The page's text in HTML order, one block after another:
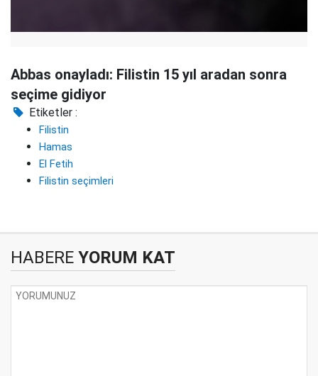
Abbas onayladı: Filistin 15 yıl aradan sonra
seçime gidiyor
Etiketler :
Filistin
Hamas
El Fetih
Filistin seçimleri
HABERE YORUM KAT